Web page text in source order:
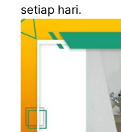
setiap hari.